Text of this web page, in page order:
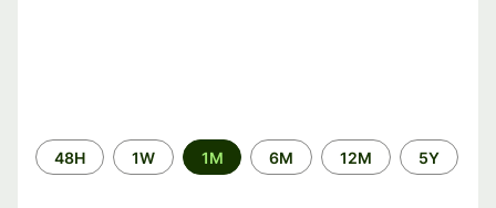
Time
period
48H 1W 1M 6M 12M 5Y